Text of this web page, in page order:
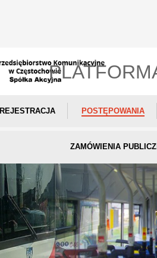
REJESTRACJA POSTĘPOWANIA
ZAMÓWIENIA